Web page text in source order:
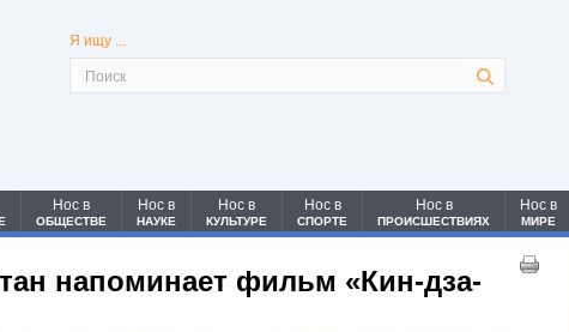
Я ищу ...
Нос в
ОБЩЕСТВЕ
Нос в
НАУКЕ
Нос в
КУЛЬТУРЕ
Нос в
СПОРТЕ
Нос в
ПРОИСШЕСТВИЯХ
Нос в
МИРЕ
напоминает фильм «Кин-дза-